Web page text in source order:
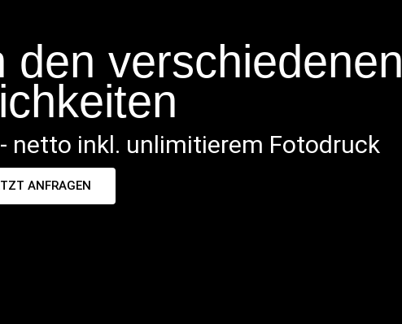
den verschiedenen
netto inkl. unlimitierem Fotodruck
ANFRAGEN